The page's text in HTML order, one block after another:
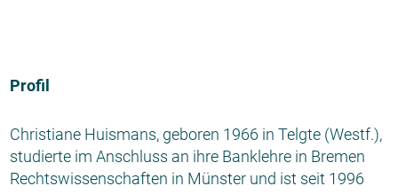
Profil
Christiane Huismans, geboren 1966 in Telgte (Westf.),
studierte im Anschluss an ihre Banklehre in Bremen
Rechtswissenschaften in Münster und ist seit 1996